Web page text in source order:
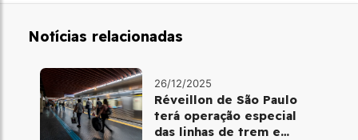
Notícias relacionadas
26/12/2025
Réveillon de São Paulo
terá operação especial
das linhas de trem e